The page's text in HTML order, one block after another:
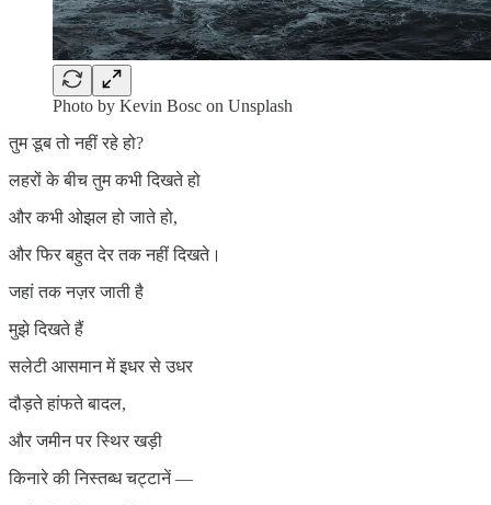
Photo by Kevin Bosc on Unsplash
तुम डूब तो नहीं रहे हो?
लहरों के बीच तुम कभी दिखते हो
और कभी ओझल हो जाते हो,
और फिर बहुत देर तक नहीं दिखते।
जहां तक नज़र जाती है
मुझे दिखते हैं
सलेटी आसमान में इधर से उधर
दौड़ते हांफते बादल,
और जमीन पर स्थिर खड़ी
किनारे की निस्तब्ध चट्टानें —